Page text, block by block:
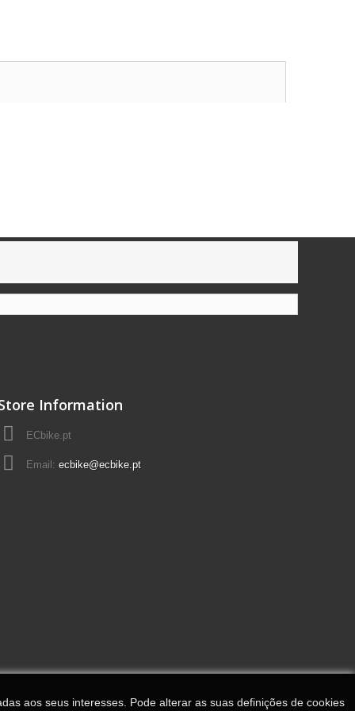
Information
ECbike.pt
Email: ecbike@ecbike.pt
aos seus interesses. Pode alterar as suas definições de cookies